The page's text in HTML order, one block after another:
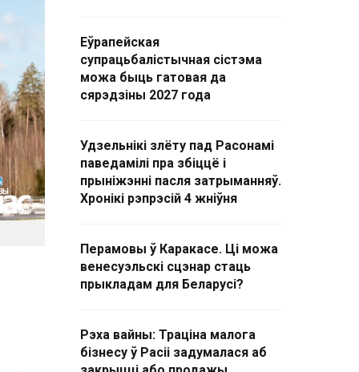
Еўрапейская
супрацьбалістычная сістэма
можа быць гатовая да
сярэдзіны 2027 года
Удзельнікі злёту пад Расонамі
паведамілі пра збіццё і
прыніжэнні пасля затрыманняў.
Хронікі рэпрэсій 4 жніўня
Перамовы ў Каракасе. Ці можа
венесуэльскі сцэнар стаць
прыкладам для Беларусі?
Рэха вайны: Траціна малога
бізнесу ў Расіі задумалася аб